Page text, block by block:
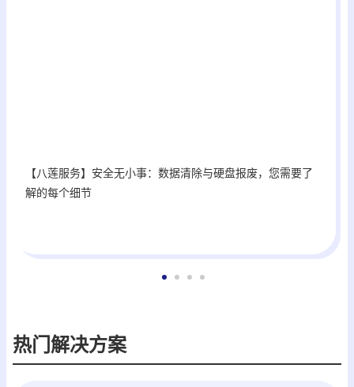
【八莲服务】安全无小事：数据清除与硬盘报废，您需要了
解的每个细节
热门解决方案